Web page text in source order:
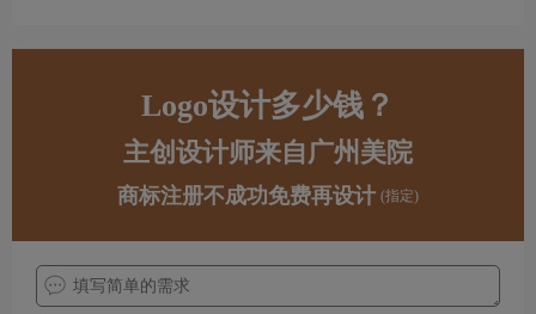
Logo设计多少钱？
主创设计师来自广州美院
商标注册不成功免费再设计 (指定)